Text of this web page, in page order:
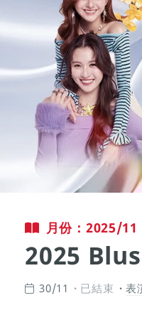
月份：2025/11
2025
30/11 已結束 表